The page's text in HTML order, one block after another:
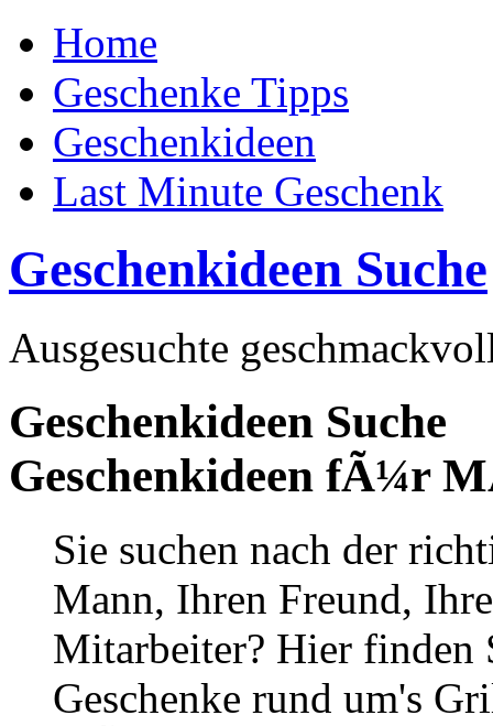
Home
Geschenke Tipps
Geschenkideen
Last Minute Geschenk
Geschenkideen Suche
Ausgesuchte
Geschenkideen Suche
Geschenkideen fÃ¼r
Sie suchen nach der
Mann, Ihren Freund,
Mitarbeiter? Hier finden
Geschenke rund um's